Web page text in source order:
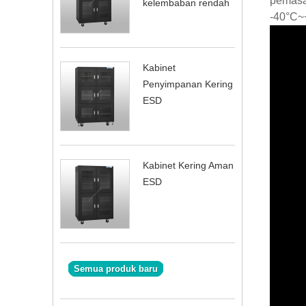
kelembaban rendah
Kabinet
Penyimpanan Kering
ESD
Kabinet Kering Aman
ESD
Semua produk baru
-